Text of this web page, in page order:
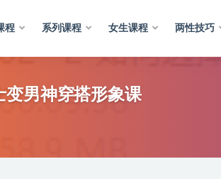
程 系列课程 女生课程 两性技巧
变男神穿搭形象课